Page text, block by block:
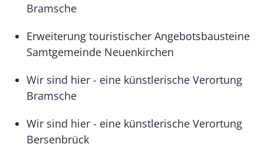
Bramsche
Erweiterung touristischer Angebotsbausteine
Samtgemeinde Neuenkirchen
Wir sind hier - eine künstlerische Verortung
Bramsche
Wir sind hier - eine künstlerische Verortung
Bersenbrück